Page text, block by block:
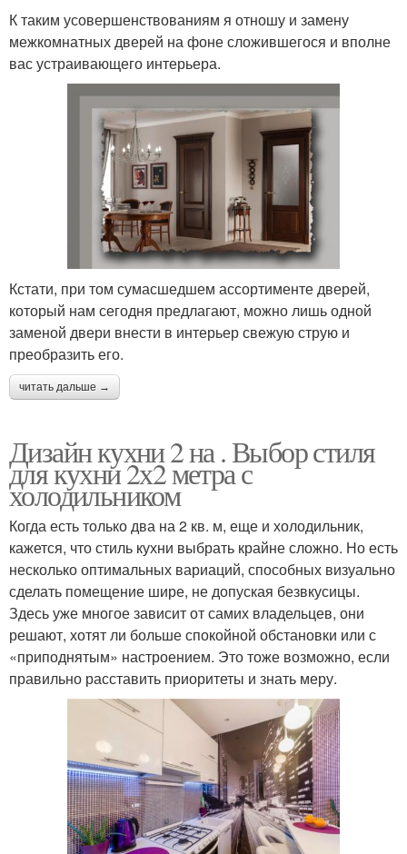
К таким усовершенствованиям я отношу и замену
межкомнатных дверей на фоне сложившегося и вполне
вас устраивающего интерьера.
Кстати, при том сумасшедшем ассортименте дверей,
который нам сегодня предлагают, можно лишь одной
заменой двери внести в интерьер свежую струю и
преобразить его.
читать дальше →
Дизайн кухни 2 на . Выбор стиля
для кухни 2х2 метра с
холодильником
Когда есть только два на 2 кв. м, еще и холодильник,
кажется, что стиль кухни выбрать крайне сложно. Но есть
несколько оптимальных вариаций, способных визуально
сделать помещение шире, не допуская безвкусицы.
Здесь уже многое зависит от самих владельцев, они
решают, хотят ли больше спокойной обстановки или с
«приподнятым» настроением. Это тоже возможно, если
правильно расставить приоритеты и знать меру.